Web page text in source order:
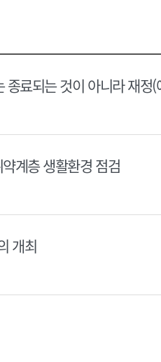
료되는 것이 아니라 재
계층 생활환경 점검
개최